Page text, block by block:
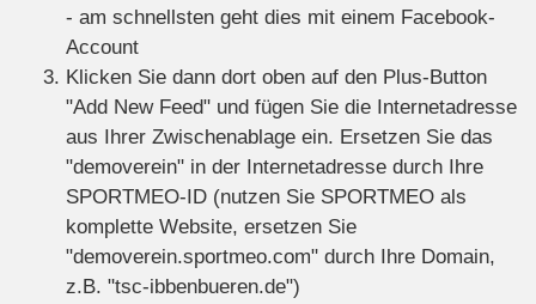
- am schnellsten geht dies mit einem Facebook-
Account
Klicken Sie dann dort oben auf den Plus-Button
"Add New Feed" und fügen Sie die Internetadresse
aus Ihrer Zwischenablage ein. Ersetzen Sie das
"demoverein" in der Internetadresse durch Ihre
SPORTMEO-ID (nutzen Sie SPORTMEO als
komplette Website, ersetzen Sie
"demoverein.sportmeo.com" durch Ihre Domain,
z.B. "tsc-ibbenbueren.de")